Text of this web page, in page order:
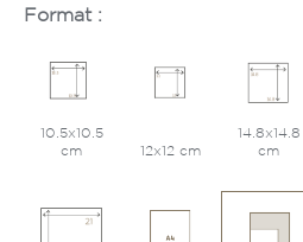
Format :
10.5x10.5
cm
12x12 cm
14.8x14.8
cm